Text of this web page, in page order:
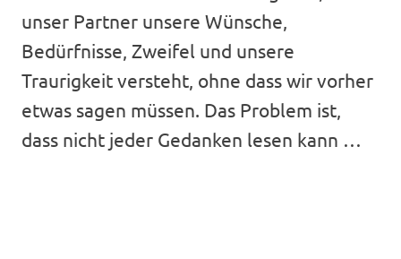
unser Partner unsere Wünsche,
Bedürfnisse, Zweifel und unsere
Traurigkeit versteht, ohne dass wir vorher
etwas sagen müssen. Das Problem ist,
dass nicht jeder Gedanken lesen kann …